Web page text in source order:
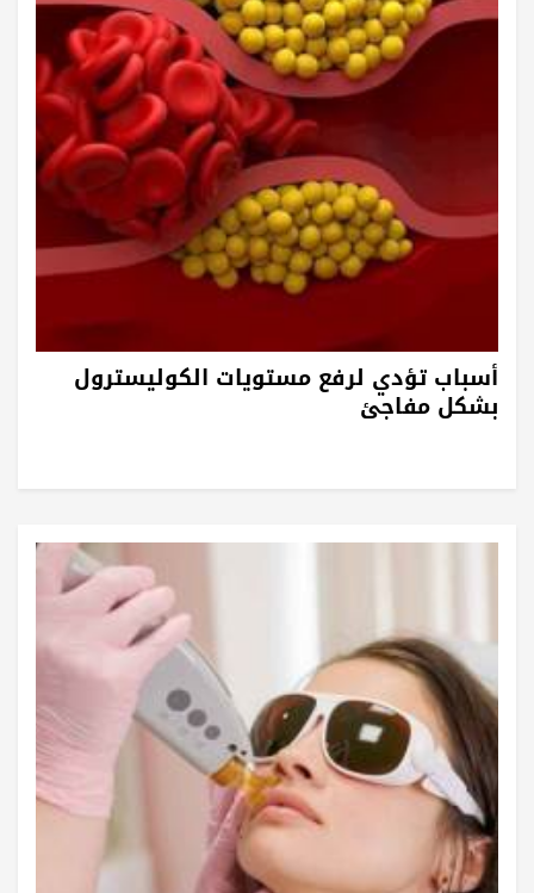
أسباب تؤدي لرفع مستويات الكوليسترول
بشكل مفاجئ